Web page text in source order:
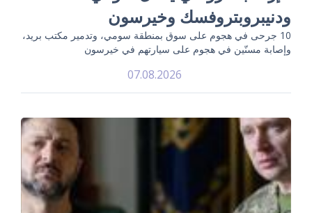
ودنيبروبتروفسك وخيرسون
10 جرحى في هجوم على سوق بمنطقة سومي، وتدمير مكتب بريد،
وإصابة مسنّين في هجوم على سيارتهم في خيرسون
07.08.2026